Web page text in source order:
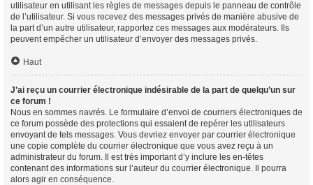
utilisateur en utilisant les règles de messages depuis le panneau de contrôle
de l’utilisateur. Si vous recevez des messages privés de manière abusive de
la part d’un autre utilisateur, rapportez ces messages aux modérateurs. Ils
peuvent empêcher un utilisateur d’envoyer des messages privés.
Haut
J’ai reçu un courrier électronique indésirable de la part de quelqu’un sur
ce forum !
Nous en sommes navrés. Le formulaire d’envoi de courriers électroniques de
ce forum possède des protections qui essaient de repérer les utilisateurs
envoyant de tels messages. Vous devriez envoyer par courrier électronique
une copie complète du courrier électronique que vous avez reçu à un
administrateur du forum. Il est très important d’y inclure les en-têtes
contenant des informations sur l’auteur du courrier électronique. Il pourra
alors agir en conséquence.